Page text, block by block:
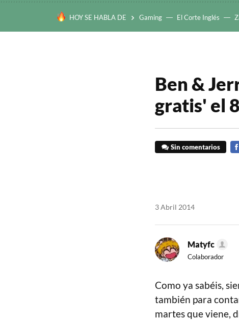
HOY SE HABLA DE Gaming El Corte Inglés
Ben &
gratis' el
Sin comentarios
3 Abril 2014
Matyfc
Colaborador
Como ya sabéis,
también para
martes que viene,